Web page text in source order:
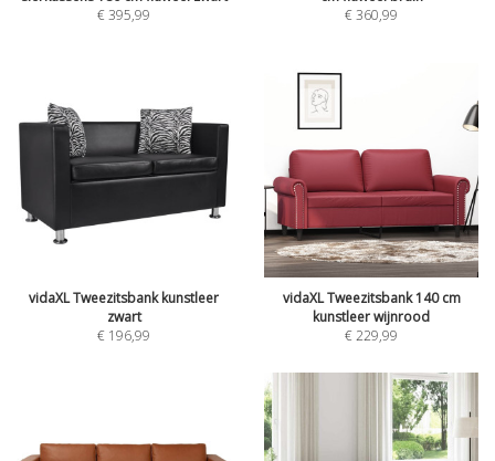
€395,99
€360,99
vidaXL Tweezitsbank kunstleer
zwart
€ 196,99
vidaXL Tweezitsbank 140 cm
kunstleer wijnrood
€229,99